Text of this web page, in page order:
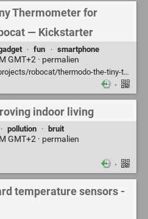
Thermometer for
— Kickstarter
· fun · smartphone
GMT+2 · permalien
the-tiny-thermometer-for-mobile-devices
·
indoor living
· pollution · bruit
GMT+2 · permalien
·
temperature sensors -